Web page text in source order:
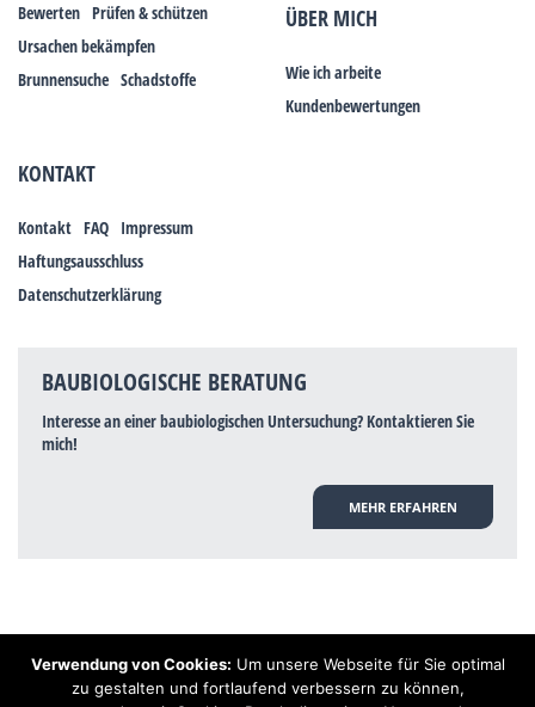
Bewerten Prüfen & schützen
Ursachen bekämpfen
Brunnensuche Schadstoffe
ÜBER MICH
Wie ich arbeite
Kundenbewertungen
KONTAKT
Kontakt FAQ Impressum
Haftungsausschluss
Datenschutzerklärung
BAUBIOLOGISCHE BERATUNG
Interesse an einer baubiologischen Untersuchung? Kontaktieren Sie
mich!
MEHR ERFAHREN
Hinweis: Trotz zahlreicher Studien, die einen Zusammenhang zwischen
Elektrosmog und gesundheitlichen Problemen aufzeigen, ist es von der
Verwendung von Cookies: Um unsere Webseite für Sie optimal
zu gestalten und fortlaufend verbessern zu können,